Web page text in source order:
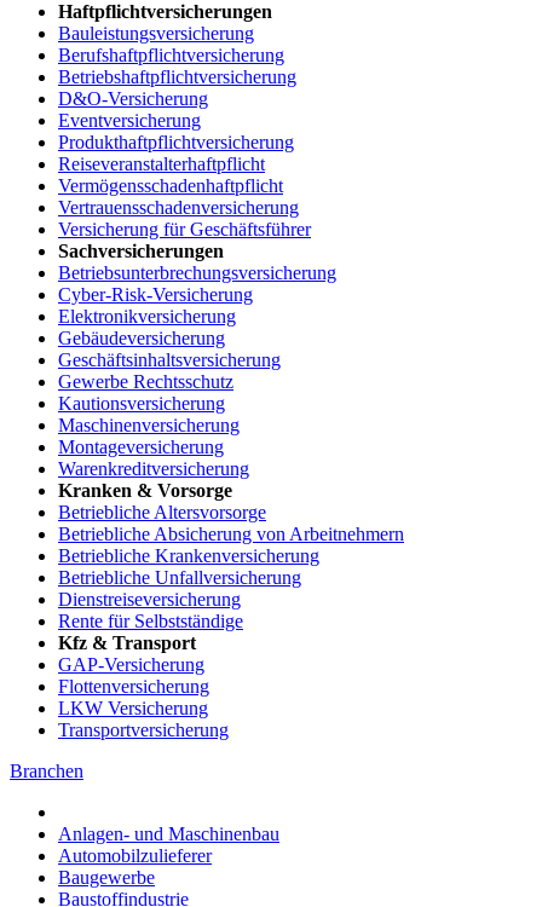
Haftpflichtversicherungen
Bauleistungsversicherung
Berufshaftpflichtversicherung
Betriebshaftpflichtversicherung
D&O-Versicherung
Eventversicherung
Produkthaftpflichtversicherung
Reiseveranstalterhaftpflicht
Vermögensschadenhaftpflicht
Vertrauensschadenversicherung
Versicherung für Geschäftsführer
Sachversicherungen
Betriebsunterbrechungsversicherung
Cyber-Risk-Versicherung
Elektronikversicherung
Gebäudeversicherung
Geschäftsinhaltsversicherung
Gewerbe Rechtsschutz
Kautionsversicherung
Maschinenversicherung
Montageversicherung
Warenkreditversicherung
Kranken & Vorsorge
Betriebliche Altersvorsorge
Betriebliche Absicherung von Arbeitnehmern
Betriebliche Krankenversicherung
Betriebliche Unfallversicherung
Dienstreiseversicherung
Rente für Selbstständige
Kfz & Transport
GAP-Versicherung
Flottenversicherung
LKW Versicherung
Transportversicherung
Branchen
Anlagen- und Maschinenbau
Automobilzulieferer
Baugewerbe
Baustoffindustrie